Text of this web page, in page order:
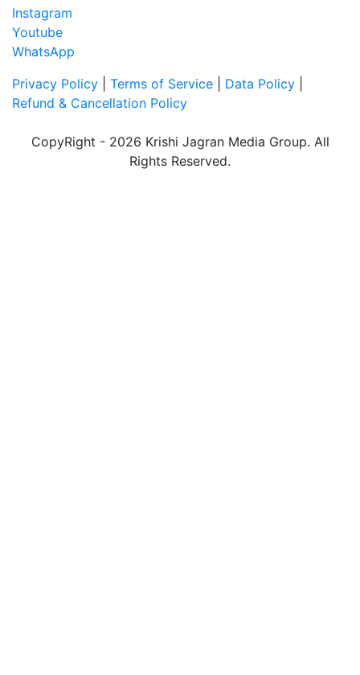
Instagram
Youtube
WhatsApp
Privacy Policy
Terms of Service Data Policy
Refund & Cancellation Policy
CopyRight - 2026 Krishi Jagran Media Group. All
Rights Reserved.